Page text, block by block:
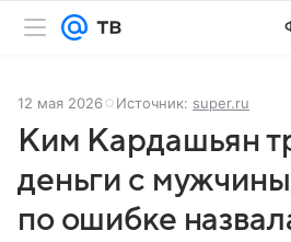
12 мая 2026 Источник: super.ru
Ким Кардашьян
деньги с
по ошибке